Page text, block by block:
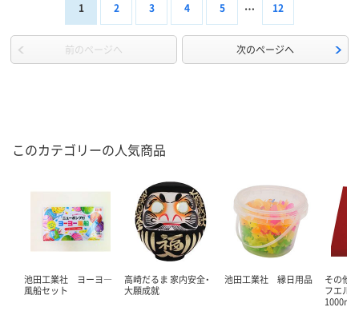
1 2 3 4 5 12
前のページへ 次のページへ
このカテゴリーの人気商品
池田工業社 ヨーヨ―
風船セット
高崎だるま 家内安全・
大願成就
池田工業社 縁日用品
その他
フエル